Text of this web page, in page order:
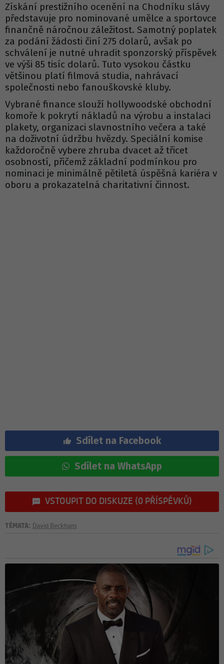
Získání prestižního ocenění na Chodníku slávy
představuje pro nominované umělce a sportovce
finančně náročnou záležitost. Samotný poplatek
za podání žádosti činí 275 dolarů, avšak po
schválení je nutné uhradit sponzorský příspěvek
ve výši 85 tisíc dolarů. Tuto vysokou částku
většinou platí filmová studia, nahrávací
společnosti nebo fanouškovské kluby.
Vybrané finance slouží hollywoodské obchodní
komoře k pokrytí nákladů na výrobu a instalaci
plakety, organizaci slavnostního večera a také
na doživotní údržbu hvězdy. Speciální komise
každoročně vybere zhruba dvacet až třicet
osobností, přičemž základní podmínkou pro
nominaci je minimálně pětiletá úspěšná kariéra v
oboru a prokazatelná charitativní činnost.
Sdílet na Facebook
Sdílet na WhatsApp
VSTOUPIT DO DISKUZE (0 PŘÍSPĚVKŮ)
TÉMATA: David Beckham